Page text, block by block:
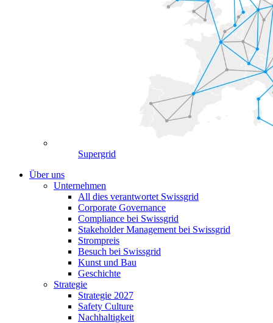
Supergrid
Über uns
Unternehmen
All dies verantwortet Swissgrid
Corporate Governance
Compliance bei Swissgrid
Stakeholder Management bei Swissgrid
Strompreis
Besuch bei Swissgrid
Kunst und Bau
Geschichte
Strategie
Strategie 2027
Safety Culture
Nachhaltigkeit